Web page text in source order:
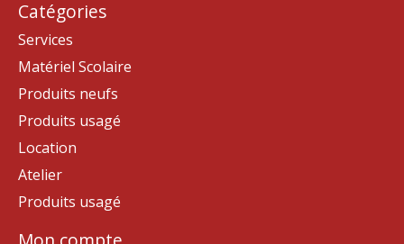
Catégories
Services
Matériel Scolaire
Produits neufs
Produits usagé
Location
Atelier
Produits usagé